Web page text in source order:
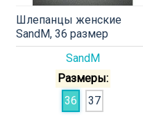
SandM
Шлепанцы женские
SandM, 36 размер
Размеры:
36
37